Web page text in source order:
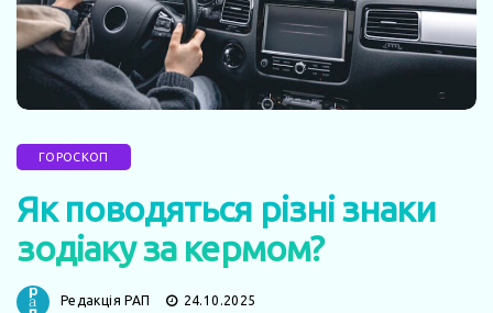
ГОРОСКОП
Як поводяться різні знаки
зодіаку за кермом?
Редакція РАП 24.10.2025